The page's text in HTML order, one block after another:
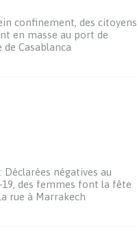
confinement, des citoyens
en masse au port de
de Casablanca
Déclarées négatives au
19, des femmes font la fête
rue à Marrakech